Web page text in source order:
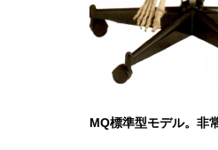
MQ標準型モデル。非